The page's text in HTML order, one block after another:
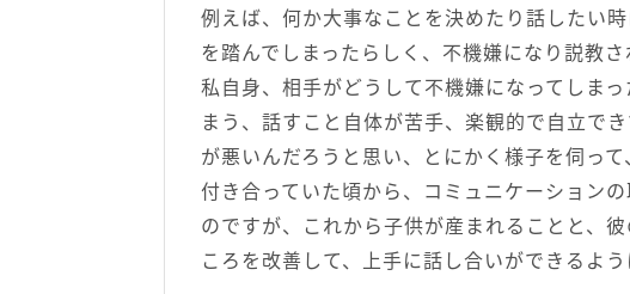
例えば、何か大事なことを決めたり話したい
を踏んでしまったらしく、不機嫌になり説教さ
私自身、相手がどうして不機嫌になってしま
まう、話すこと自体が苦手、楽観的で自立で
が悪いんだろうと思い、とにかく様子を伺って
付き合っていた頃から、コミュニケーション
のですが、これから子供が産まれることと、
ころを改善して、上手に話し合いができるよう